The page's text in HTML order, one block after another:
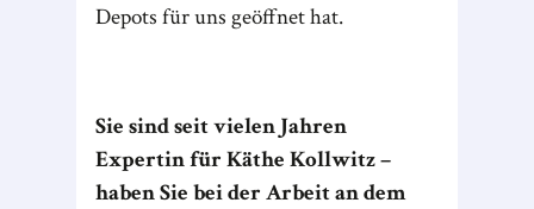
Depots für uns geöffnet hat.
Sie sind seit vielen Jahren
Expertin für Käthe Kollwitz –
haben Sie bei der Arbeit an dem